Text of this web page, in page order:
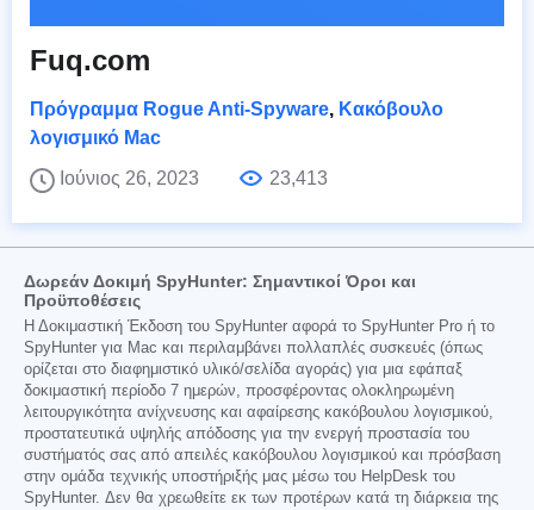
Fuq.com
Πρόγραμμα Rogue Anti-Spyware, Κακόβουλο
λογισμικό Mac
Ιούνιος 26, 2023
23,413
Δωρεάν Δοκιμή SpyHunter: Σημαντικοί Όροι και
Προϋποθέσεις
Η Δοκιμαστική Έκδοση του SpyHunter αφορά το SpyHunter Pro ή το
SpyHunter για Mac και περιλαμβάνει πολλαπλές συσκευές (όπως
ορίζεται στο διαφημιστικό υλικό/σελίδα αγοράς) για μια εφάπαξ
δοκιμαστική περίοδο 7 ημερών, προσφέροντας ολοκληρωμένη
λειτουργικότητα ανίχνευσης και αφαίρεσης κακόβουλου λογισμικού,
προστατευτικά υψηλής απόδοσης για την ενεργή προστασία του
συστήματός σας από απειλές κακόβουλου λογισμικού και πρόσβαση
στην ομάδα τεχνικής υποστήριξής μας μέσω του HelpDesk του
SpyHunter. Δεν θα χρεωθείτε εκ των προτέρων κατά τη διάρκεια της